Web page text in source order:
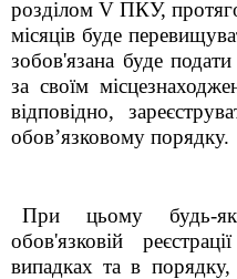
розділом V ПКУ,
місяців буде
зобов'язана буде
за своїм
відповідно,
обов’язковому порядку.
При цьому будь-
обов'язковій
випадках та в порядку,